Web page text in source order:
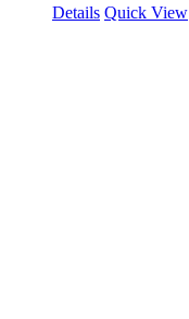
Details Quick View